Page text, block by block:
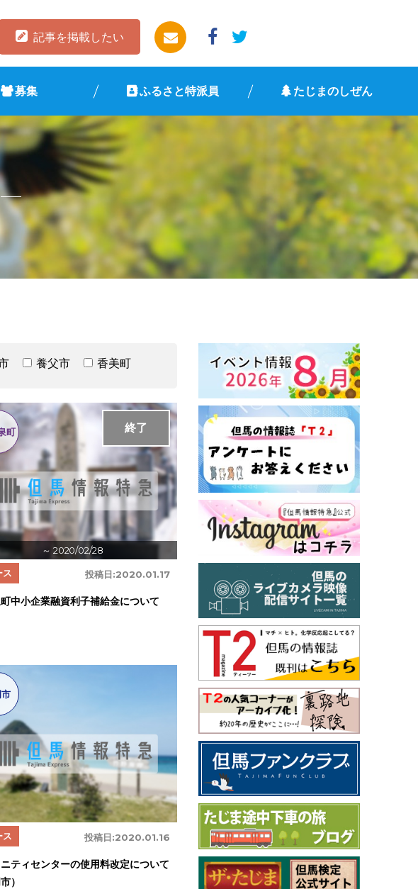
記事を掲載したい
募集 ふるさと特派員 たじまのしぜん
養父市 香美町
～ 2020/02/28
終了
町
投稿日:2020.01.17
ス
中小企業融資利子補給金について
市
投稿日:2020.01.16
ス
ティセンターの使用料改定について
）